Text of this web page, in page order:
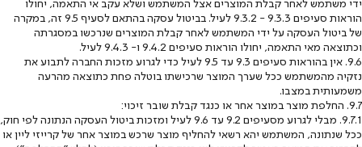
ידי משתמש לאחר קבלת המוצרים אצל המשתמש ושלא עקב אי התאמה, יחולו
הוראות סעיפים ‎9.3.2 - ‎9.3.3 לעיל. בביטול עסקה בהתאם לסעיף 9.5 זה, במקרה
של ביטול העסקה על ידי המשתמש לאחר קבלת המוצרים שנרכשו במסגרתה
וכתוצאה מאי התאמה, יחולו הוראות סעיפים ‎9.4.2 ו- ‎9.4.3 לעיל.
9.6. אין בהוראות סעיפים ‎9.3 עד ‎9.5 לעיל כדי לגרוע מזכות החברה לתבוע את
נזקיה מהמשתמש ככל שערך המוצר שרכישתו בוטלה פחת כתוצאה מהרעה
משמעותית במצבו.
9.7. החלפת מוצר במוצר אחר או כנגד קבלת שובר זיכוי:
9.7.1. מבלי לגרוע מסעיפים ‎9.2 עד ‎9.6 לעיל ומזכות ביטול העסקה הנתונה לפי חוק,
ככל שנתונה, המשתמש יהא רשאי להחליף מוצר שרכש במוצר אחר של קרייזי ליין או